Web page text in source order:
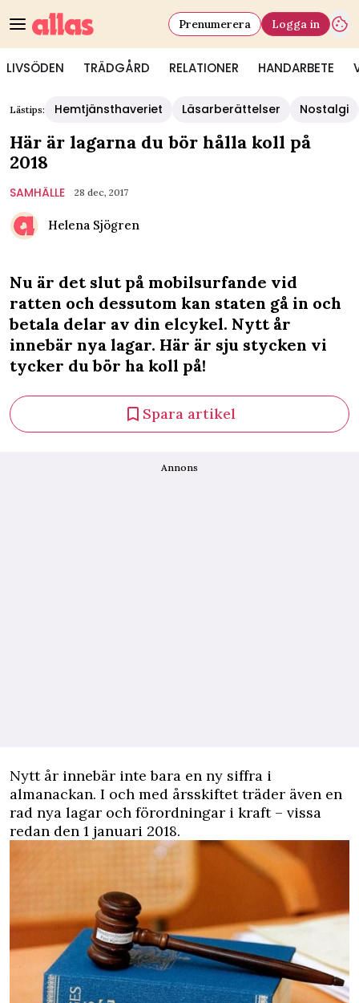
LIVSÖDEN TRÄDGÅRD RELATIONER HANDARBETE
Prenumerera Logga in
Lästips: Hemtjänsthaveriet Läsarberättelser Nostalgi
Här är lagarna du bör hålla koll på
2018
SAMHÄLLE 28 dec, 2017
Helena Sjögren
Nu är det slut på mobilsurfande vid
ratten och dessutom kan staten gå in och
betala delar av din elcykel. Nytt år
innebär nya lagar. Här är sju stycken vi
tycker du bör ha koll på!
Spara artikel
Annons
Nytt år innebär inte bara en ny siffra i
almanackan. I och med årsskiftet träder även en
rad nya lagar och förordningar i kraft – vissa
redan den 1 januari 2018.